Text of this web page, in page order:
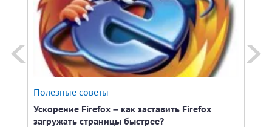
Полезные советы
Ускорение Firefox – как заставить Firefox
загружать страницы быстрее?